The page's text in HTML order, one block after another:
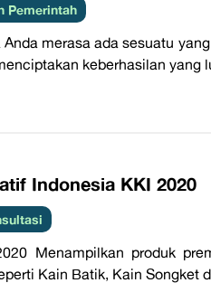
Pemerintah
Anda merasa ada sesuatu
keberhasilan yang
Indonesia KKI 2020
Menampilkan produk
Kain Batik, Kain Songket